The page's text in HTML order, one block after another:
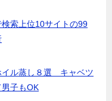
索上位10サイトの99
イル蒸し８選 キャベツ
子もOK